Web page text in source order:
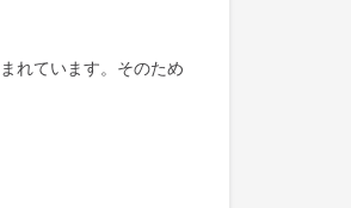
れています。そのため